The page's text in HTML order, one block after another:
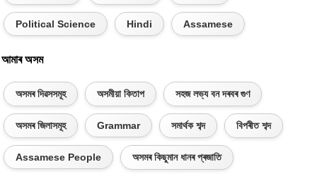
Political Science Hindi Assamese
আমাৰ অসম
অসমৰ দিৱসসমূহ অসমীয়া কিতাপ সহজ লভ্য বন দৰবৰ গুণ
অসমৰ জিলাসমূহ Grammar সমাৰ্থক শব্দ বিপৰীত শব্দ
Assamese People অসমৰ কিছুমান ধানৰ প্ৰজাতি